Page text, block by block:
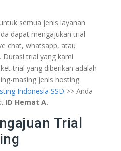
semua jenis layanan
dapat mengajukan trial
chat, whatsapp, atau
Durasi trial yang kami
trial yang diberikan adalah
masing jenis hosting.
Indonesia SSD >> Anda
ID Hemat A.
Trial